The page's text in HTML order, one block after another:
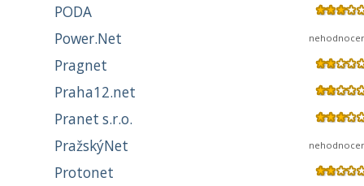
PODA
Power.Net
Pragnet
Praha12.net
Pranet s.r.o.
PražskýNet
Protonet